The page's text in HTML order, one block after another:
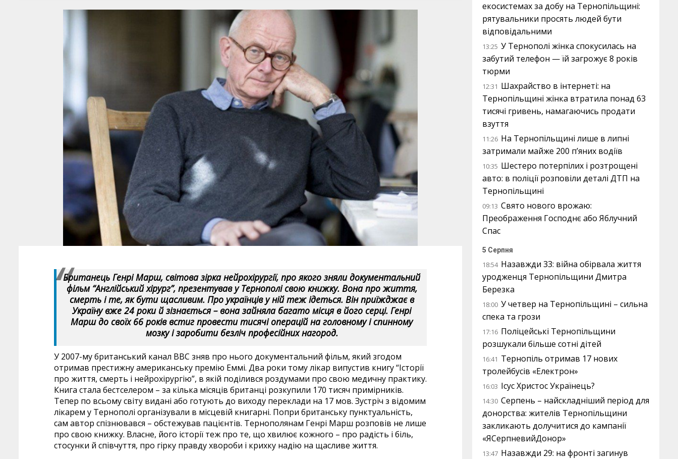
Британець Генрі Марш, світова зірка нейрохірургії, про якого зняли документальний
фільм “Англійський хірург”, презентував у Тернополі свою книжку. Вона про життя,
смерть і те, як бути щасливим. Про українців у ній теж ідеться. Він приїжджає в
Україну вже 24 роки й зізнається – вона зайняла багато місця в його серці. Генрі
Марш до своїх 66 років встиг провести тисячі операцій на головному і спинному
мозку і заробити безліч професійних нагород.
У 2007-му британський канал ВВС зняв про нього документальний фільм, який згодом
отримав престижну американську премію Еммі. Два роки тому лікар випустив книгу “Історії
про життя, смерть і нейрохірургію”, в якій поділився роздумами про свою медичну практику.
Книга стала бестселером – за кілька місяців британці розкупили 170 тисяч примірників.
Тепер по всьому світу видані або готують до виходу переклади на 17 мов. Зустріч з відомим
лікарем у Тернополі організували в місцевій книгарні. Попри британську пунктуальність,
сам автор спізнювався – обстежував пацієнтів. Тернополянам Генрі Марш розповів не лише
про свою книжку. Власне, його історії теж про те, що хвилює кожного – про радість і біль,
стосунки й співчуття, про гірку правду хвороби і крихку надію на щасливе життя.
екосистемах за добу на Тернопільщині:
рятувальники просять людей бути
відповідальними
13:25 У Тернополі жінка спокусилась на
забутий телефон — їй загрожує 8 років
тюрми
12:31 Шахрайство в інтернеті: на
Тернопільщині жінка втратила понад 63
тисячі гривень, намагаючись продати
взуття
11:26 На Тернопільщині лише в липні
затримали майже 200 п’яних водіїв
10:35 Шестеро потерпілих і розтрощені
авто: в поліції розповіли деталі ДТП на
Тернопільщині
09:13 Свято нового врожаю:
Преображення Господнє або Яблучний
Спас
5 Серпня
18:54 Назавжди 33: війна обірвала життя
уродженця Тернопільщини Дмитра
Березка
18:00 У четвер на Тернопільщині – сильна
спека та грози
17:16 Поліцейські Тернопільщини
розшукали більше сотні дітей
16:41 Тернопіль отримав 17 нових
тролейбусів «Електрон»
16:03 Ісус Христос Українець?
14:30 Серпень – найскладніший період для
донорства: жителів Тернопільщини
закликають долучитися до кампанії
«ЯСерпневийДонор»
13:47 Назавжди 29: на фронті загинув